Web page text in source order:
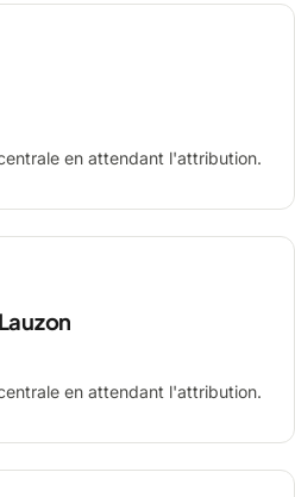
en attendant l'attribution.
en attendant l'attribution.